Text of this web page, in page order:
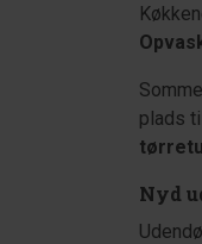
plads
Nyd